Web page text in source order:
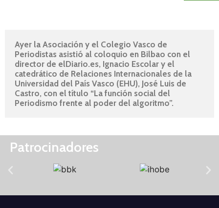
Ayer la Asociación y el Colegio Vasco de
Periodistas asistió al coloquio en Bilbao con el
director de elDiario.es, Ignacio Escolar y el
catedrático de Relaciones Internacionales de la
Universidad del País Vasco (EHU), José Luis de
Castro, con el título “La función social del
Periodismo frente al poder del algoritmo”.
Patrocinadores